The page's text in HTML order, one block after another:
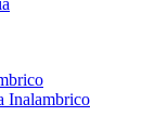
Inalambrico